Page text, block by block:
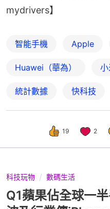
mydrivers】
智能手機 Apple
Huawei（華為） 小
統計數據 快科技
19 2
科技玩物 數碼生活
Q1蘋果佔全球一